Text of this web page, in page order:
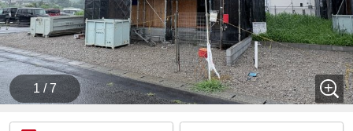
1 / 7